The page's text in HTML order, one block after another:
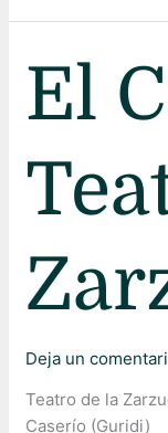
El
Deja un
Teatro de la
Caserío (Guridi)
Caserío
–
de
Zarzuela